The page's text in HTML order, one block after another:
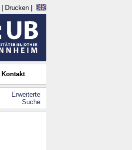
Drucken
Kontakt
Erweiterte
Suche